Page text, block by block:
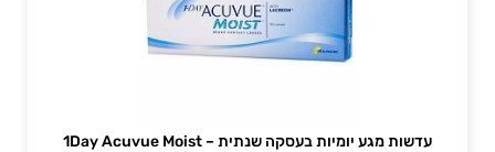
עדשות מגע יומיות בעסקה שנתית – 1Day Acuvue Moist